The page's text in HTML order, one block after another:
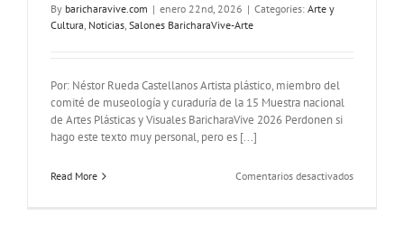
By baricharavive.com | enero 22nd, 2026 | Categories: Arte y
Cultura Noticias Salones BaricharaVive-Arte
Por: Néstor Rueda Castellanos Artista plástico, miembro del
comité de museología y curaduría de la 15 Muestra nacional
de Artes Plásticas y Visuales BaricharaVive 2026 Perdonen si
hago este texto muy personal, pero es [...]
Read More Comentarios desactivadosen